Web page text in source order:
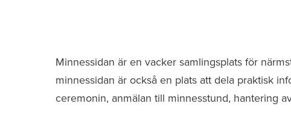
Minnessidan är en vacker samlingsplats för
minnessidan är också en plats att dela praktisk
ceremonin, anmälan till minnesstund, hantering